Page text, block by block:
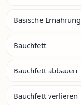
Basische Ernährung
Bauchfett
Bauchfett abbauen
Bauchfett verlieren